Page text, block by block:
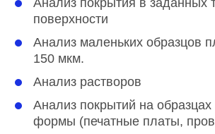
поверхности
Анализ маленьких образцов
150 мкм.
Анализ растворов
Анализ покрытий на
формы (печатные платы,